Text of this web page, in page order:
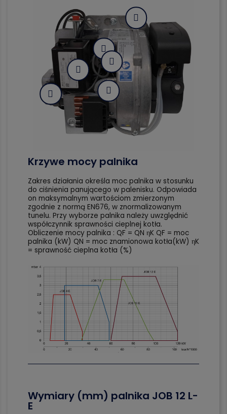
Krzywe mocy palnika
Zakres działania określa moc palnika w stosunku
do ciśnienia panującego w palenisku. Odpowiada
on maksymalnym wartościom zmierzonym
zgodnie z normą EN676, w znormalizowanym
tunelu. Przy wyborze palnika należy uwzględnić
współczynnik sprawności cieplnej kotła.
Obliczenie mocy palnika : QF = QN ηK QF = moc
palnika (kW) QN = moc znamionowa kotła(kW) ηK
= sprawność cieplna kotła (%)
Wymiary (mm) palnika JOB 12 L-
E